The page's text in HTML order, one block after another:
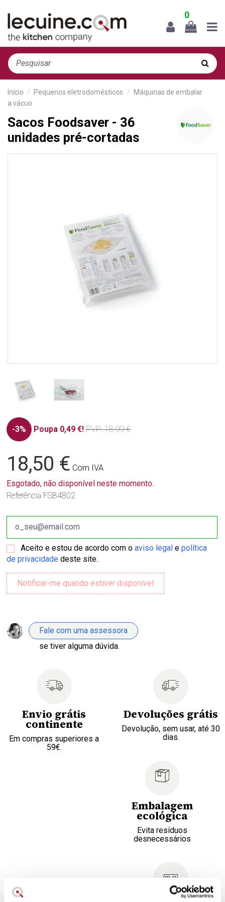
0
Início Pequenos eletrodomésticos
Máquinas de embalar
a vácuo
Sacos Foodsaver - 36
unidades pré-cortadas
-3% Poupa 0,49 €! PVP: 18,99 €
18,50 € Com IVA
Esgotado, não disponível neste momento.
Referência FSB4802
Aceito e estou de acordo com oaviso legal epolítica
de privacidade deste site.
Fale com uma assessora
se tiver alguma dúvida.
Envio grátis
continente
Em compras superiores a
59€.
Devoluções grátis
Devolução, sem usar, até 30
dias.
Embalagem
ecológica
Evita resíduos
desnecessários